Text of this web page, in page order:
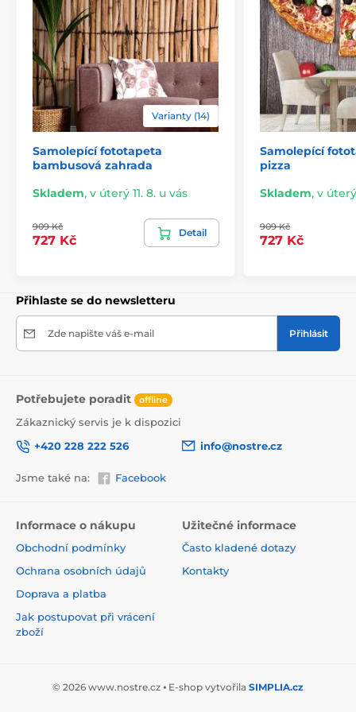
2) Výřezové samolepicí fototapety
U variant s výškou 270 cm je motiv přizpůsoben dané
velikosti, což může znamenat oříznutí některé části.
Po výběru rozměru na webu uvidíte přesný náhled.
Rozměry jsou tvořeny pásy širokými 49 cm.
tapety vhodné do jakékoli místnosti. Barvy splňují
přísné normy a mají VOC i GREENGUARD GOLD
vodní bázi, což zaručuje jejich zdravotní nezávadnost.
Varianty (14)
Samolepící fototapeta
bambusová zahrada
Skladem, v úterý 11. 8. u vás
909 Kč
727 Kč
Detail
Samolepící
pizza
Skladem, v úterý
909 Kč
727 Kč
Přihlaste se do newsletteru
Zde napište váš e-mail Přihlásit
Potřebujete poradit offline
Zákaznický servis je k dispozici
+420 228 222 526
info@nostre.cz
Jsme také na: Facebook
Informace o nákupu
Obchodní podmínky
Ochrana osobních údajů
Doprava a platba
Jak postupovat při vrácení
zboží
Užitečné informace
Často kladené dotazy
Kontakty
© 2026 www.nostre.cz ⦁ E-shop vytvořila SIMPLIA.cz